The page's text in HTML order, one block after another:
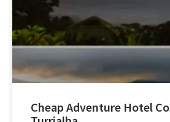
Cheap Adventure Hotel